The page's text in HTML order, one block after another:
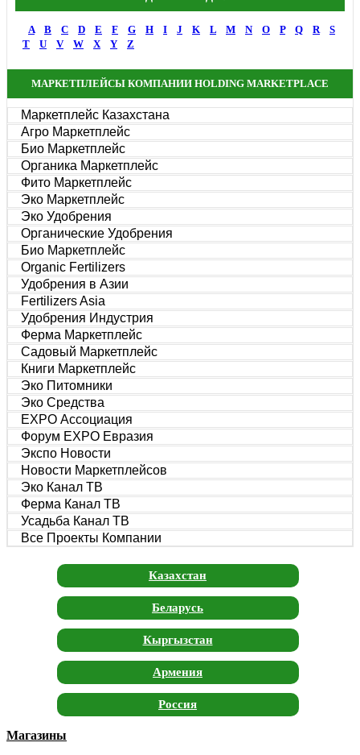
A B C D E F G H I J K L M N O P Q R
S
T
U V W X Y Z
МАРКЕТПЛЕЙСЫ КОМПАНИИ HOLDING MARKETPLACE
Маркетплейс Казахстана
Агро Маркетплейс
Био Маркетплейс
Органика Маркетплейс
Фито Маркетплейс
Эко Маркетплейс
Эко Удобрения
Органические Удобрения
Био Маркетплейс
Organic Fertilizers
Удобрения в Азии
Fertilizers Asia
Удобрения Индустрия
Ферма Маркетплейс
Садовый Маркетплейс
Книги Маркетплейс
Эко Питомники
Эко Средства
EXPO Ассоциация
Форум EXPO Евразия
Экспо Новости
Новости Маркетплейсов
Эко Канал ТВ
Ферма Канал ТВ
Усадьба Канал ТВ
Все Проекты Компании
Казахстан
Беларусь
Кыргызстан
Армения
Россия
Магазины